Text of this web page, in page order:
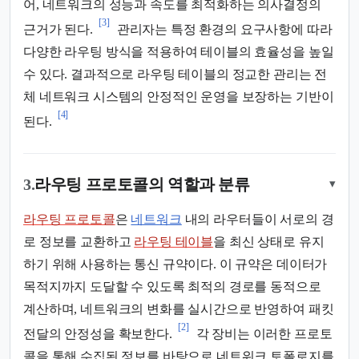
어, 네트워크의 성능과 속도를 최적화하는 의사결정의
근거가 된다.
[3]
관리자는 특정 환경의 요구사항에 따라
다양한 라우팅 방식을 적용하여 테이블의 효율성을 높일
수 있다. 결과적으로 라우팅 테이블의 정교한 관리는 전
체 네트워크 시스템의 안정적인 운영을 보장하는 기반이
된다.
[4]
3.라우팅 프로토콜의 역할과 분류 ▾
라우팅 프로토콜은 네트워크 내의 라우터들이 서로의 경
로 정보를 교환하고 라우팅 테이블을 최신 상태로 유지
하기 위해 사용하는 통신 규약이다. 이 규약은 데이터가
목적지까지 도달할 수 있도록 최적의 경로를 동적으로
계산하며, 네트워크의 변화를 실시간으로 반영하여 패킷
전달의 안정성을 확보한다.
[2]
각 장비는 이러한 프로토
콜을 통해 수집된 정보를 바탕으로 네트워크 토폴로지를